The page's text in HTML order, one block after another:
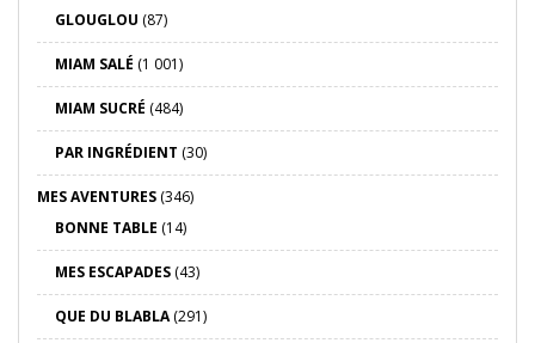
GLOUGLOU (87)
MIAM SALÉ (1 001)
MIAM SUCRÉ (484)
PAR INGRÉDIENT (30)
MES AVENTURES (346)
BONNE TABLE (14)
MES ESCAPADES (43)
QUE DU BLABLA(291)